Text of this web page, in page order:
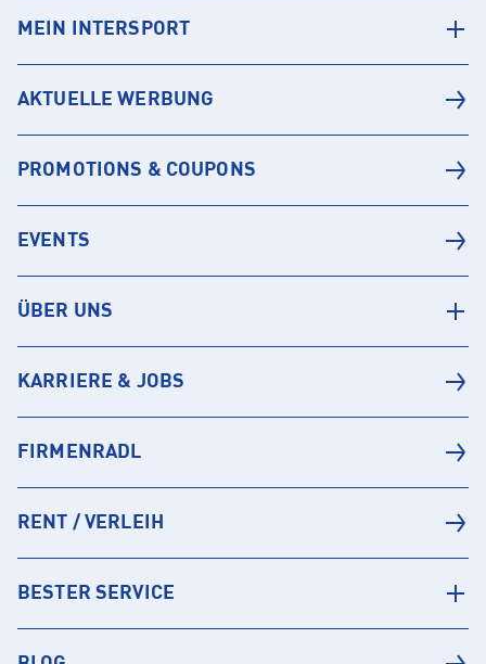
MEIN INTERSPORT
AKTUELLE WERBUNG
PROMOTIONS & COUPONS
EVENTS
ÜBER UNS
KARRIERE & JOBS
FIRMENRADL
RENT / VERLEIH
BESTER SERVICE